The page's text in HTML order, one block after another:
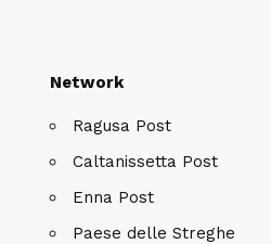
Network
Ragusa Post
Caltanissetta Post
Enna Post
Paese delle Streghe